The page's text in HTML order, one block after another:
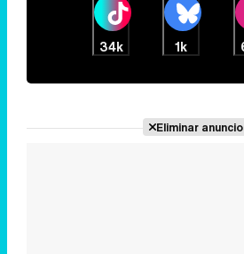
34k 1k
Eliminar